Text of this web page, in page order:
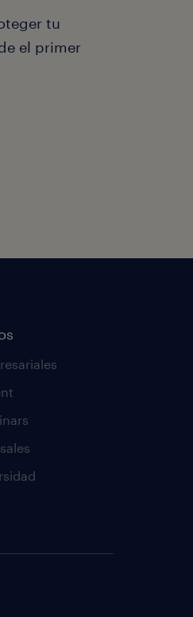
tu
el primer